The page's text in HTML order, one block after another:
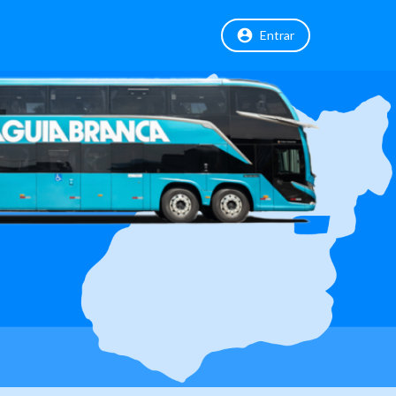
Entrar